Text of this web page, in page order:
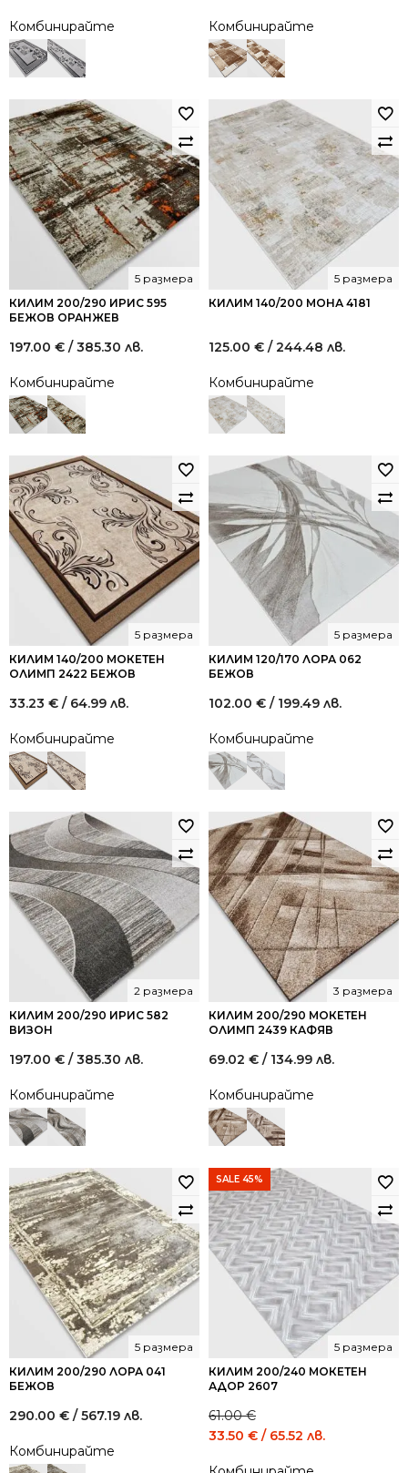
Комбинирайте Комбинирайте
КИЛИМ 200/290 ИРИС 595
БЕЖОВ ОРАНЖЕВ
5 размера
197.00 € / 385.30 лв.
Комбинирайте
КИЛИМ 140/200 МОНА 4181
5 размера
125.00 € / 244.48 лв.
Комбинирайте
КИЛИМ 140/200 МОКЕТЕН
ОЛИМП 2422 БЕЖОВ
5 размера
33.23 € / 64.99 лв.
Комбинирайте
КИЛИМ 120/170 ЛОРА 062
БЕЖОВ
5 размера
102.00 € / 199.49 лв.
Комбинирайте
КИЛИМ 200/290 ИРИС 582
ВИЗОН
2 размера
197.00 € / 385.30 лв.
Комбинирайте
КИЛИМ 200/290 МОКЕТЕН
ОЛИМП 2439 КАФЯВ
3 размера
69.02 € / 134.99 лв.
Комбинирайте
КИЛИМ 200/290 ЛОРА 041
БЕЖОВ
5 размера
290.00 € / 567.19 лв.
Комбинирайте
SALE 45%
КИЛИМ 200/240 МОКЕТЕН
АДОР 2607
5 размера
61.00€
Original
33.50 € / 65.52 лв.